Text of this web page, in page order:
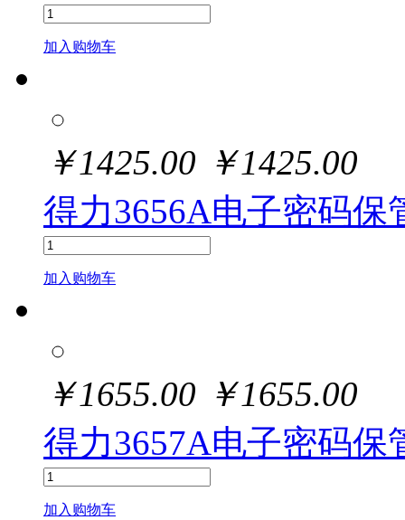
加入购物车
￥1425.00 ￥1425.00
得力3656A电子密码保
加入购物车
￥1655.00 ￥1655.00
得力3657A电子密码保
加入购物车